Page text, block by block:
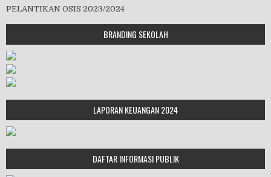
PELANTIKAN OSIS 2023/2024
BRANDING SEKOLAH
LAPORAN KEUANGAN 2024
DAFTAR INFORMASI PUBLIK